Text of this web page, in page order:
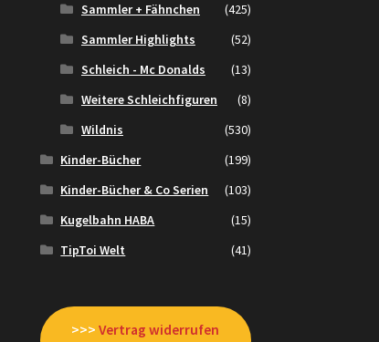
Sammler + Fähnchen
(425)
Sammler Highlights
(52)
Schleich - Mc Donalds
(13)
Weitere Schleichfiguren
(8)
Wildnis
(530)
Kinder-Bücher
(199)
Kinder-Bücher & Co Serien
(103)
Kugelbahn HABA
(15)
TipToi Welt
(41)
>>>Vertrag widerrufen